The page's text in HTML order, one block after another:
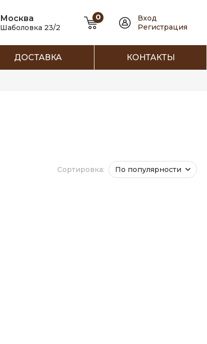
Москва
Шаболовка 23/2
0
Вход
Регистрация
ДОСТАВКА КОНТАКТЫ
Сортировка: По популярности